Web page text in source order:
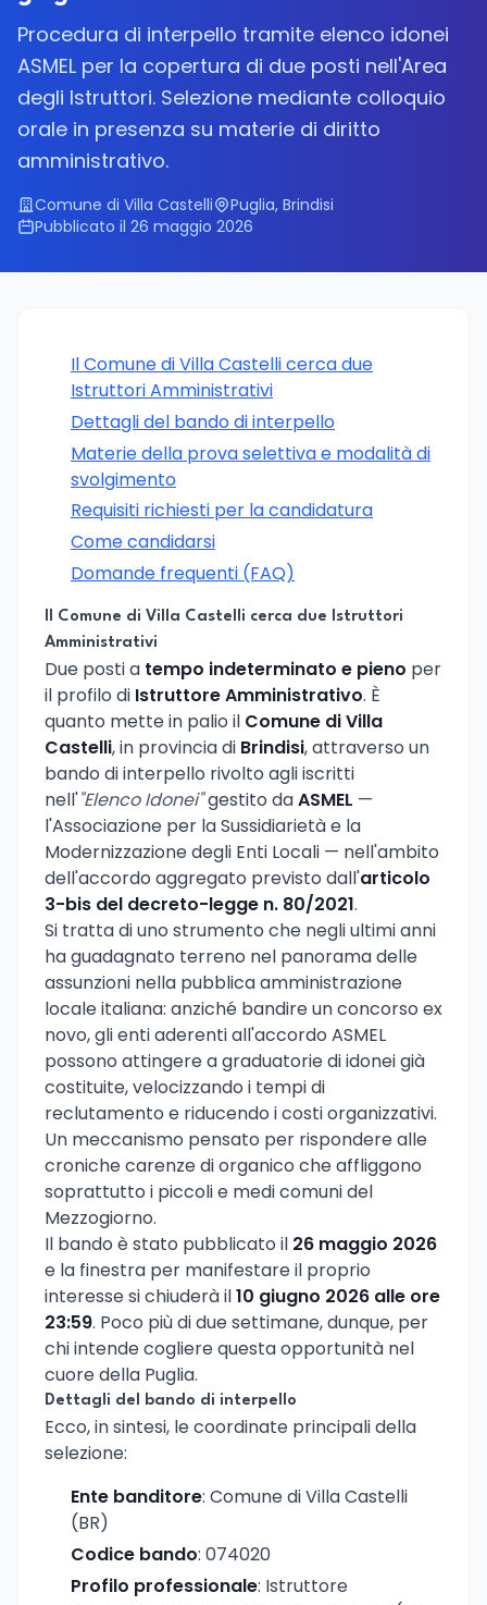
Procedura di interpello tramite elenco idonei
ASMEL per la copertura di due posti nell'Area
degli Istruttori. Selezione mediante colloquio
orale in presenza su materie di diritto
amministrativo.
Comune di Villa Castelli
Puglia, Brindisi
Pubblicato il 26 maggio 2026
Il Comune di Villa Castelli cerca due
Istruttori Amministrativi
Dettagli del bando di interpello
Materie della prova selettiva e modalità di
svolgimento
Requisiti richiesti per la candidatura
Come candidarsi
Domande frequenti (FAQ)
Il Comune di Villa Castelli cerca due Istruttori
Amministrativi
Due posti a tempo indeterminato e pieno per
il profilo di Istruttore Amministrativo. È
quanto mette in palio il Comune di Villa
Castelli, in provincia di Brindisi, attraverso un
bando di interpello rivolto agli iscritti
nell'"Elenco Idonei"gestito daASMEL —
l'Associazione per la Sussidiarietà e la
Modernizzazione degli Enti Locali — nell'ambito
dell'accordo aggregato previsto dall'articolo
3-bis del decreto-legge n. 80/2021.
Si tratta di uno strumento che negli ultimi anni
ha guadagnato terreno nel panorama delle
assunzioni nella pubblica amministrazione
locale italiana: anziché bandire un concorso ex
novo, gli enti aderenti all'accordo ASMEL
possono attingere a graduatorie di idonei già
costituite, velocizzando i tempi di
reclutamento e riducendo i costi organizzativi.
Un meccanismo pensato per rispondere alle
croniche carenze di organico che affliggono
soprattutto i piccoli e medi comuni del
Mezzogiorno.
Il bando è stato pubblicato il 26 maggio 2026
e la finestra per manifestare il proprio
interesse si chiuderà il10 giugno 2026 alle ore
23:59. Poco più di due settimane, dunque, per
chi intende cogliere questa opportunità nel
cuore della Puglia.
Dettagli del bando di interpello
Ecco, in sintesi, le coordinate principali della
selezione:
Ente banditore: Comune di Villa Castelli
(BR)
Codice bando: 074020
Profilo professionale: Istruttore